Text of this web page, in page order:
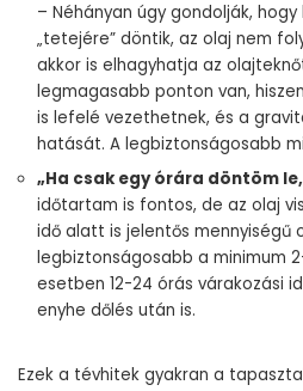
– Néhányan úgy gondolják,
„tetejére” döntik, az olaj nem
akkor is elhagyhatja az
legmagasabb ponton van,
is lefelé vezethetnek, és a
hatását. A legbiztonságosabb
„Ha csak egy órára döntöm
időtartam is fontos, de az olaj
idő alatt is jelentős mennyiségű
legbiztonságosabb a minimum
esetben 12-24 órás várakozási
enyhe dőlés után is.
Ezek a tévhitek gyakran a